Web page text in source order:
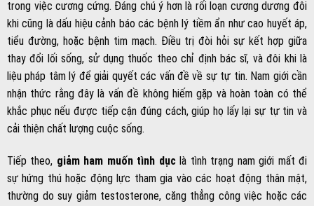
trong việc cương cứng. Đáng chú ý hơn là rối loạn cương dương đôi
khi cũng là dấu hiệu cảnh báo các bệnh lý tiềm ẩn như cao huyết áp,
tiểu đường, hoặc bệnh tim mạch. Điều trị đòi hỏi sự kết hợp giữa
thay đổi lối sống, sử dụng thuốc theo chỉ định bác sĩ, và đôi khi là
liệu pháp tâm lý để giải quyết các vấn đề về sự tự tin. Nam giới cần
nhận thức rằng đây là vấn đề không hiếm gặp và hoàn toàn có thể
khắc phục nếu được tiếp cận đúng cách, giúp họ lấy lại sự tự tin và
cải thiện chất lượng cuộc sống.
Tiếp theo, giảm ham muốn tình dụclà tình trạng nam giới mất đi
sự hứng thú hoặc động lực tham gia vào các hoạt động thân mật,
thường do suy giảm testosterone, căng thẳng công việc hoặc các